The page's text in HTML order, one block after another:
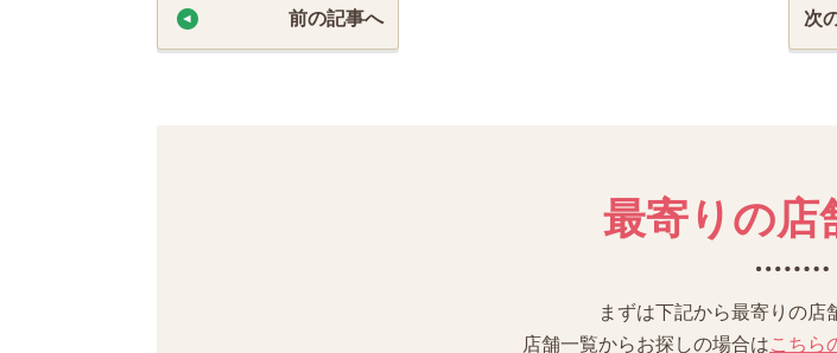
前の記事へ 次
最寄りの店
まずは下記から最寄りの店
店舗一覧からお探しの場合はこちら